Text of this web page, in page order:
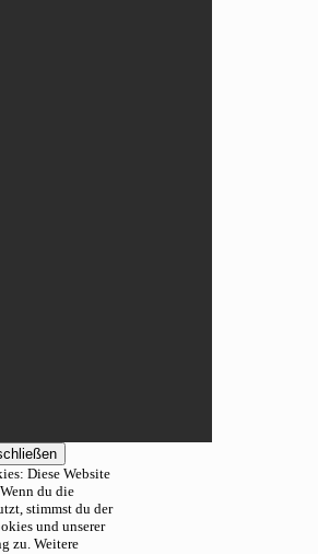
Diese Website
du die
stimmst du der
und unserer
zu. Weitere